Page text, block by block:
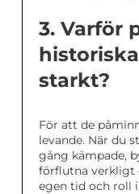
3. Varför
starkt?
För att de
levande. När du
gång kämpade,
förflutna verkligt
egen tid och roll